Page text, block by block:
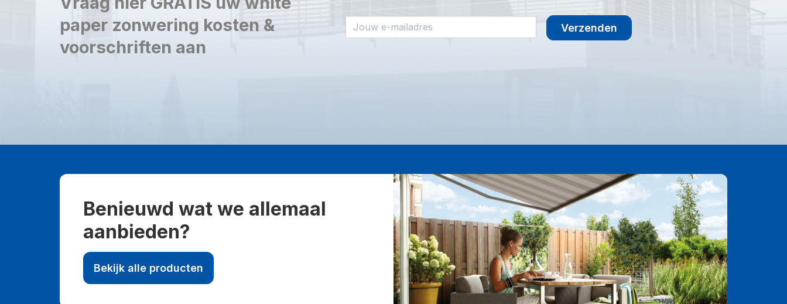
paper zonwering kosten &
voorschriften aan
Verzenden
Benieuwd wat we allemaal
aanbieden?
Bekijk alle producten